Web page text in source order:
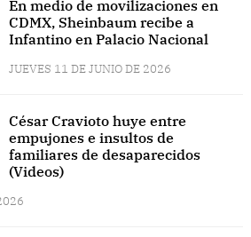
En medio de movilizaciones en
CDMX, Sheinbaum recibe a
Infantino en Palacio Nacional
JUEVES 11 DE JUNIO DE 2026
César Cravioto huye entre
empujones e insultos de
familiares de desaparecidos
(Videos)